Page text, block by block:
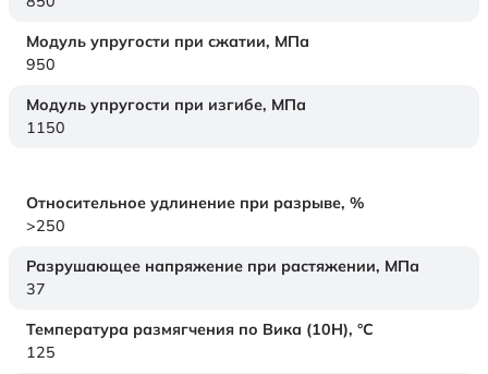
Модуль упругости при сжатии, МПа
950
Модуль упругости при изгибе, МПа
1150
Относительное удлинение при разрыве, %
>250
Разрушающее напряжение при растяжении, МПа
37
Температура размягчения по Вика (10Н), °C
125